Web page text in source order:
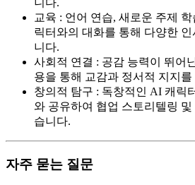
니다.
교육 : 언어 연습, 새로운 주제
릭터와의 대화를 통해 다양한
니다.
사회적 연결 : 공감 능력이 뛰어
용을 통해 교감과 정서적 지지
창의적 탐구 : 독창적인 AI 캐릭
와 공유하여 협업 스토리텔링
습니다.
자주 묻는 질문